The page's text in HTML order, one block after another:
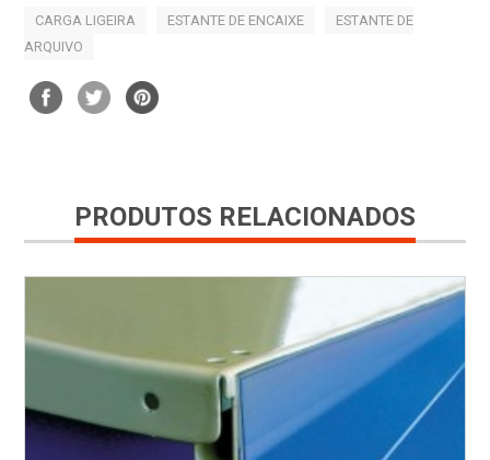
CARGA LIGEIRA ESTANTE DE ENCAIXE
ESTANTE DE
ARQUIVO
PRODUTOS RELACIONADOS